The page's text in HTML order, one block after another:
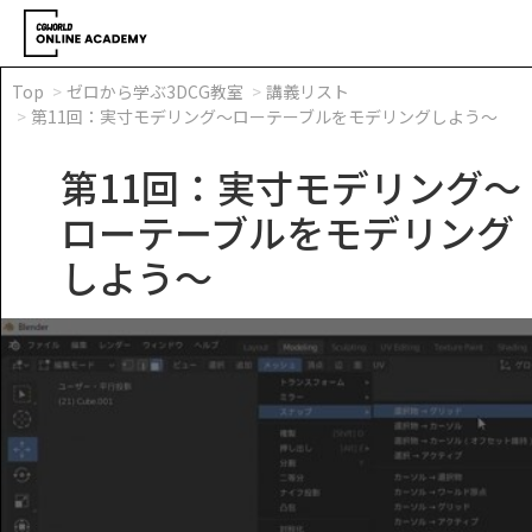
Top ゼロから学ぶ3DCG教室
講義リスト
第11回：実寸モデリング～ローテーブルをモデリングしよう～
第11回：実寸モデリング～
ローテーブルをモデリング
しよう～